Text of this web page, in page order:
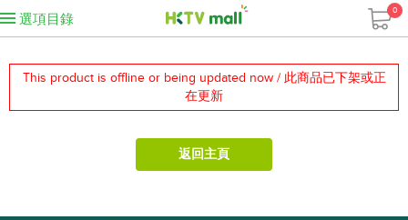
選項目錄
0
This product is offline or being updated now / 此商品已下架或正
在更新
返回主頁